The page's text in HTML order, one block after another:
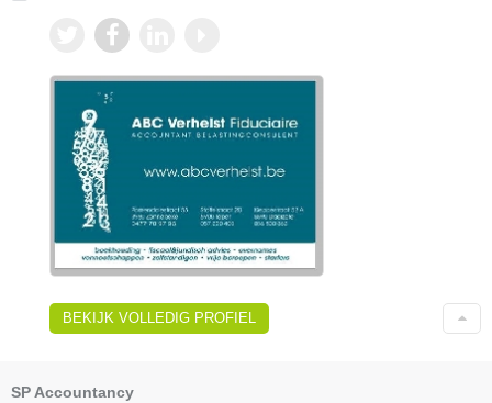
BEKIJK VOLLEDIG PROFIEL
SP Accountancy